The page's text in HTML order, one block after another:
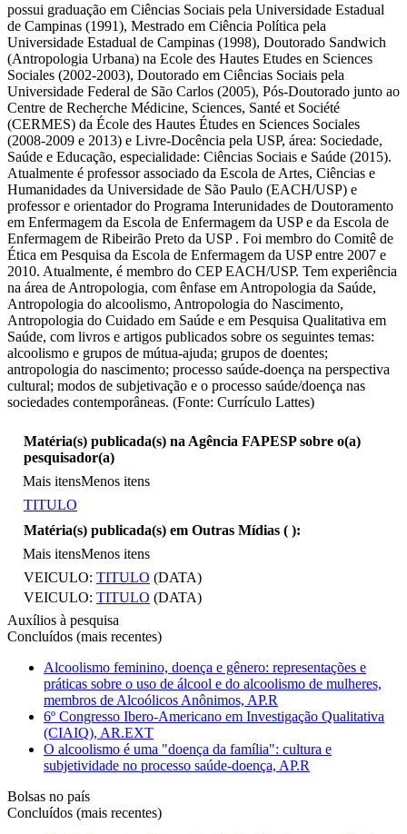
possui graduação em Ciências Sociais pela Universidade Estadual
de Campinas (1991), Mestrado em Ciência Política pela
Universidade Estadual de Campinas (1998), Doutorado Sandwich
(Antropologia Urbana) na Ecole des Hautes Etudes en Sciences
Sociales (2002-2003), Doutorado em Ciências Sociais pela
Universidade Federal de São Carlos (2005), Pós-Doutorado junto ao
Centre de Recherche Médicine, Sciences, Santé et Société
(CERMES) da École des Hautes Études en Sciences Sociales
(2008-2009 e 2013) e Livre-Docência pela USP, área: Sociedade,
Saúde e Educação, especialidade: Ciências Sociais e Saúde (2015).
Atualmente é professor associado da Escola de Artes, Ciências e
Humanidades da Universidade de São Paulo (EACH/USP) e
professor e orientador do Programa Interunidades de Doutoramento
em Enfermagem da Escola de Enfermagem da USP e da Escola de
Enfermagem de Ribeirão Preto da USP . Foi membro do Comitê de
Ética em Pesquisa da Escola de Enfermagem da USP entre 2007 e
2010. Atualmente, é membro do CEP EACH/USP. Tem experiência
na área de Antropologia, com ênfase em Antropologia da Saúde,
Antropologia do alcoolismo, Antropologia do Nascimento,
Antropologia do Cuidado em Saúde e em Pesquisa Qualitativa em
Saúde, com livros e artigos publicados sobre os seguintes temas:
alcoolismo e grupos de mútua-ajuda; grupos de doentes;
antropologia do nascimento; processo saúde-doença na perspectiva
cultural; modos de subjetivação e o processo saúde/doença nas
sociedades contemporâneas. (Fonte: Currículo Lattes)
Matéria(s) publicada(s) na Agência FAPESP sobre o(a)
pesquisador(a)
Mais itensMenos itens
TITULO
Matéria(s) publicada(s) em Outras Mídias ( ):
Mais itensMenos itens
VEICULO: TITULO (DATA)
VEICULO: TITULO (DATA)
Auxílios à pesquisa
Concluídos (mais recentes)
Alcoolismo feminino, doença e gênero: representações e
práticas sobre o uso de álcool e do alcoolismo de mulheres,
membros de Alcoólicos Anônimos, AP.R
6º Congresso Ibero-Americano em Investigação Qualitativa
(CIAIQ), AR.EXT
O alcoolismo é uma "doença da família": cultura e
subjetividade no processo saúde-doença, AP.R
Bolsas no país
Concluídos (mais recentes)